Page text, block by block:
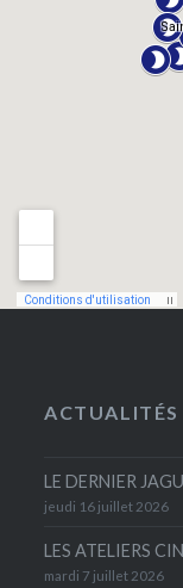
ACTUALITÉS
LE DERNIER
jeudi 16 juillet 2026
LES ATELIERS
mardi 7 juillet 2026